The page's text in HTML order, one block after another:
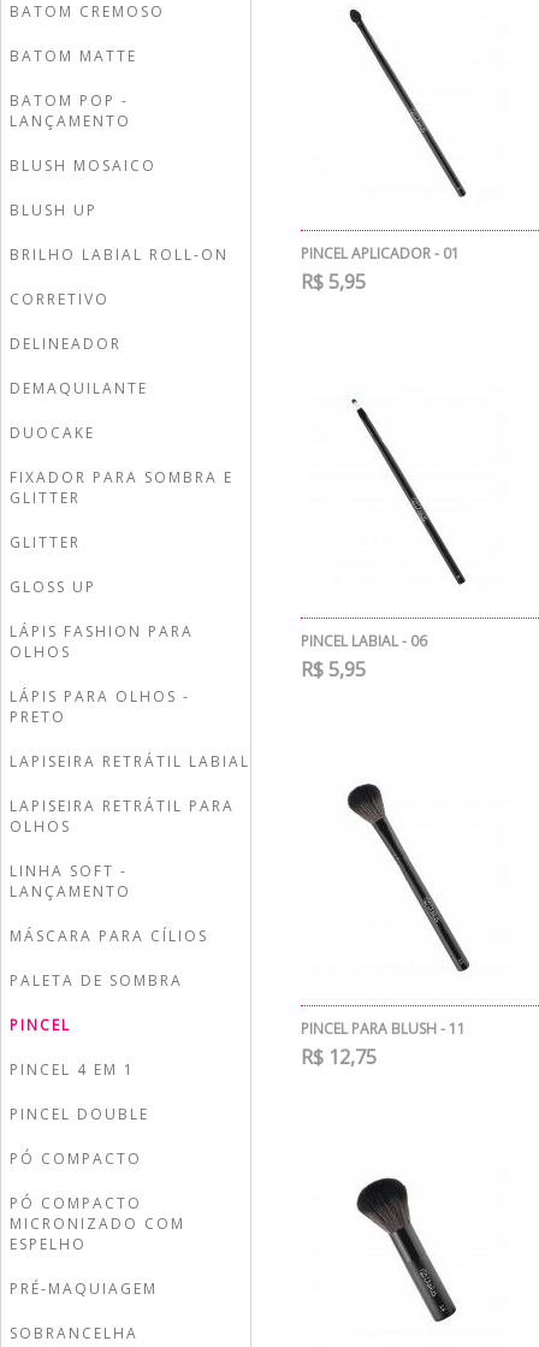
BATOM CREMOSO
BATOM MATTE
BATOM POP -
LANÇAMENTO
BLUSH MOSAICO
BLUSH UP
BRILHO LABIAL ROLL-ON
CORRETIVO
DELINEADOR
DEMAQUILANTE
DUOCAKE
FIXADOR PARA SOMBRA E
GLITTER
GLITTER
GLOSS UP
LÁPIS FASHION PARA
OLHOS
LÁPIS PARA OLHOS -
PRETO
LAPISEIRA RETRÁTIL LABIAL
LAPISEIRA RETRÁTIL PARA
OLHOS
LINHA SOFT -
LANÇAMENTO
MÁSCARA PARA CÍLIOS
PALETA DE SOMBRA
PINCEL
PINCEL 4 EM 1
PINCEL DOUBLE
PÓ COMPACTO
PÓ COMPACTO
MICRONIZADO COM
ESPELHO
PRÉ-MAQUIAGEM
SOBRANCELHA
PINCEL APLICADOR - 01
R$ 5,95
PINCEL LABIAL - 06
R$ 5,95
PINCEL PARA BLUSH - 11
R$ 12,75